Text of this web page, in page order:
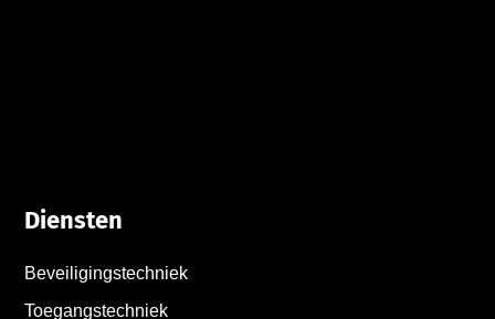
Diensten
Beveiligingstechniek
Toegangstechniek